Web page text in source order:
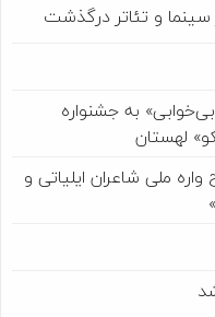
سینما و تئاتر درگذشت
به جشنواره
لهستان
ملی شاعران ایلیاتی و